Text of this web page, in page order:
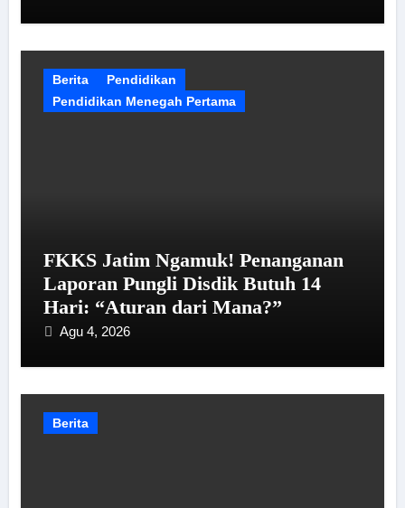
Berita
Pendidikan
Pendidikan Menegah Pertama
FKKS Jatim Ngamuk! Penanganan
Laporan Pungli Disdik Butuh 14
Hari: “Aturan dari Mana?”
Agu 4, 2026
Berita